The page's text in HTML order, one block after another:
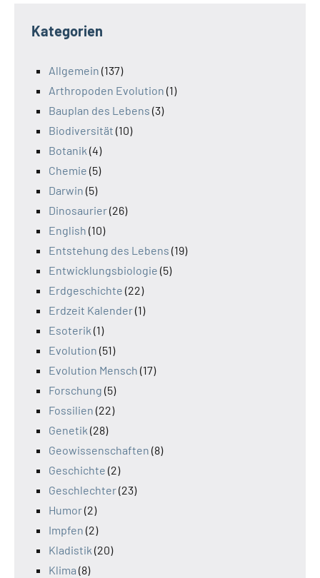
Kategorien
Allgemein (137)
Arthropoden Evolution (1)
Bauplan des Lebens (3)
Biodiversität (10)
Botanik (4)
Chemie (5)
Darwin (5)
Dinosaurier(26)
English (10)
Entstehung des Lebens (19)
Entwicklungsbiologie (5)
Erdgeschichte (22)
Erdzeit Kalender(1)
Esoterik (1)
Evolution (51)
Evolution Mensch (17)
Forschung (5)
Fossilien (22)
Genetik (28)
Geowissenschaften (8)
Geschichte (2)
Geschlechter(23)
Humor(2)
Impfen (2)
Kladistik (20)
Klima (8)